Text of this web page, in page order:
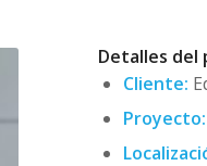
Detalles del
Cliente:
Proyecto: